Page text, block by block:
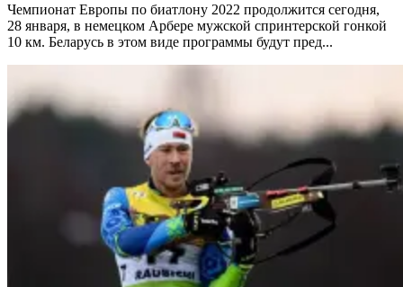
Чемпионат Европы по биатлону 2022 продолжится сегодня,
28 января, в немецком Арбере мужской спринтерской гонкой
10 км. Беларусь в этом виде программы будут пред...